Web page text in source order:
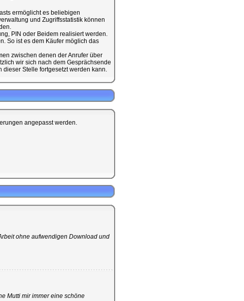
ermöglicht es beliebigen
und Zugriffsstatistik können
PIN oder Beidem realisiert werden.
So ist es dem Käufer möglich das
zwischen denen der Anrufer über
wir sich nach dem Gesprächsende
dieser Stelle fortgesetzt werden kann.
angepasst werden.
ohne aufwendigen Download und
Mutti mir immer eine schöne